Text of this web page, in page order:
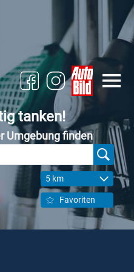
tanken!
Umgebung finden
5 km
Favoriten